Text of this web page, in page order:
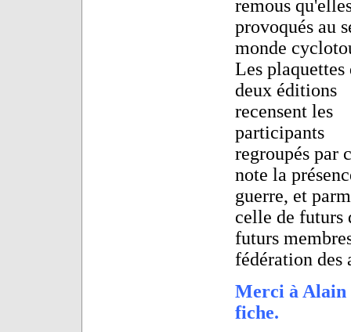
remous
provoqués au
monde
Les plaquettes
deux éditions
recensent les
participants
regroupés par
note la
guerre, et
celle de futurs
futurs
fédération des
Merci à Alain
fiche.